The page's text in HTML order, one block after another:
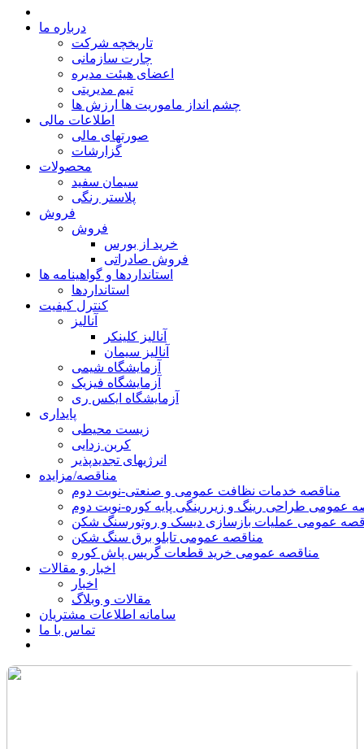
درباره ما
تاریخچه شرکت
چارت سازمانی
اعضای هیئت مدیره
تیم مدیریتی
چشم انداز ماموریت ها ارزش ها
اطلاعات مالی
صورتهای مالی
گزارشات
محصولات
سیمان سفید
پلاستر رنگی
فروش
فروش
خرید از بورس
فروش صادراتی
استانداردها و گواهینامه ها
استانداردها
کنترل کیفیت
آنالیز
آنالیز کلینکر
آنالیز سیمان
آزمایشگاه شیمی
آزمایشگاه فیزیک
آزمایشگاه ایکس ری
پایداری
زیست محیطی
کربن زدایی
انرژیهای تجدیدپذیر
مناقصه/مزایده
مناقصه خدمات نظافت عمومی و صنعتی-نوبت دوم
عمومی طراحی رینگ و زیررینگی پایه کوره-نوبت دوم
عمومی عملیات بازسازی دیسک و روتورسنگ شکن
مناقصه عمومی تابلو برق سنگ شکن
مناقصه عمومی خرید قطعات گریس پاش کوره
اخبار و مقالات
اخبار
مقالات و وبلاگ
سامانه اطلاعات مشتریان
تماس با ما